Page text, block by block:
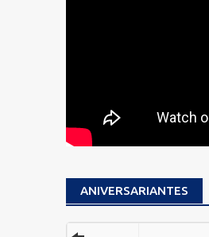
ANIVERSARIANTES